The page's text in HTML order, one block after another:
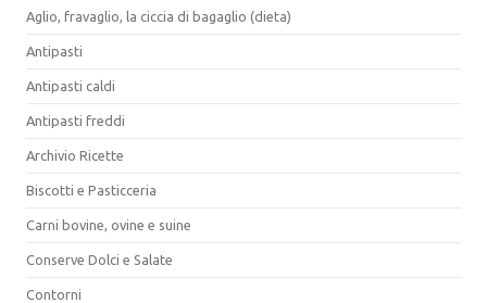
Aglio, fravaglio, la ciccia di bagaglio (dieta)
Antipasti
Antipasti caldi
Antipasti freddi
Archivio Ricette
Biscotti e Pasticceria
Carni bovine, ovine e suine
Conserve Dolci e Salate
Contorni